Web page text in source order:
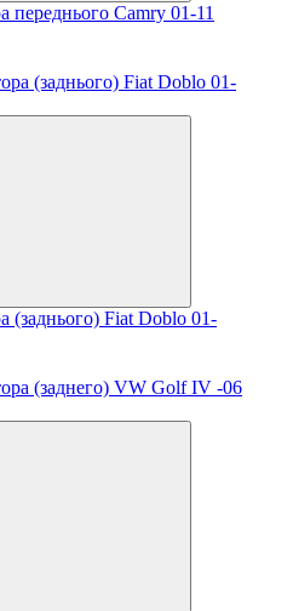
переднього Camry 01-11
(заднього) Fiat Doblo 01-